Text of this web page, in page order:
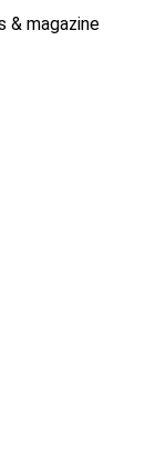
& magazine